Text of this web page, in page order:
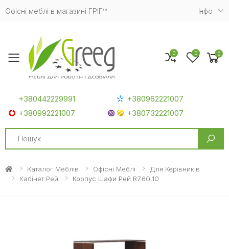
Офісні меблі в магазині ГРІГ™ Iнфо
Toggle mobile menu
+380442229991
+380962221007
+380992221007
+380732221007
Search
0 0 0
Каталог Меблів Офісні Меблі
Для Керівників
Кабінет Рей
Корпус Шафи Рей R7.60.10